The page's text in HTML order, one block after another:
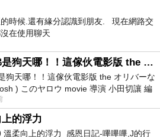
時候.還有緣分認識到朋友. 現在網路交
在使用聊天
奥莉佛是狗天哪！！這傢伙電影版 the オリバーな犬、 (gosh ) このヤロウ movie
狗天哪！！這傢伙電影版 the オリバーな
) このヤロウ movie 導演 小田切讓 編
讓 主演: 小田切讓
的浮力
溫柔向上的浮力 感恩日記-嗶嗶嗶,J的行